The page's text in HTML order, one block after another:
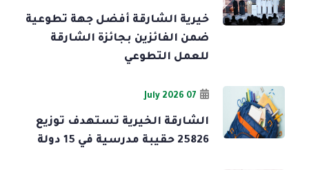
خيرية الشارقة أفضل جهة تطوعية
ضمن الفائزين بجائزة الشارقة
للعمل التطوعي
07 July 2026
الشارقة الخيرية تستهدف توزيع
25826 حقيبة مدرسية في 15 دولة